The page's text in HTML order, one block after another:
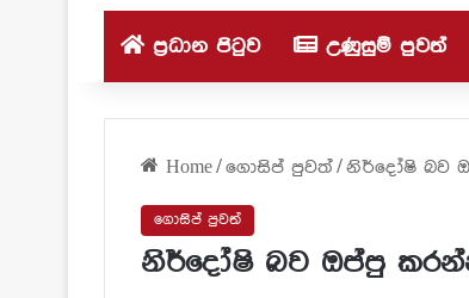
ප්‍රධාන පිටුව උණුසුම් පුවත්
Home/ගොසිප් පුවත්/නිර්දෝෂි බව
ගොසිප් පුවත්
නිර්දෝෂි බව ඔප්පු